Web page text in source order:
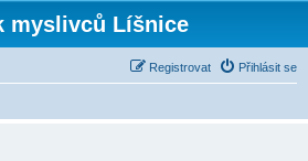
myslivců Líšnice
Přihlásit se
Registrovat